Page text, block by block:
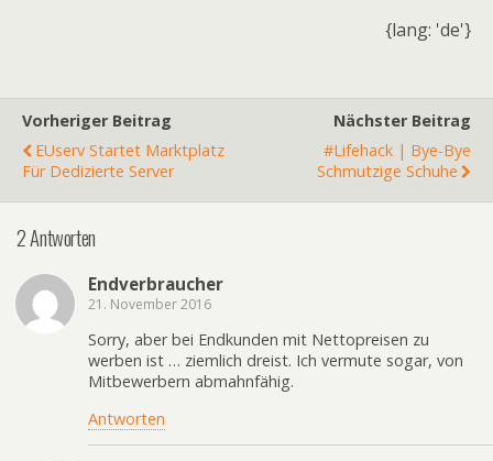
{lang: 'de'}
Vorheriger Beitrag
EUserv Startet Marktplatz
Für Dedizierte Server
Nächster Beitrag
#lifehack | Bye-Bye
Schmutzige Schuhe
2 Antworten
Endverbraucher
21. November 2016
Sorry, aber bei Endkunden mit Nettopreisen zu
werben ist … ziemlich dreist. Ich vermute sogar, von
Mitbewerbern abmahnfähig.
Antworten